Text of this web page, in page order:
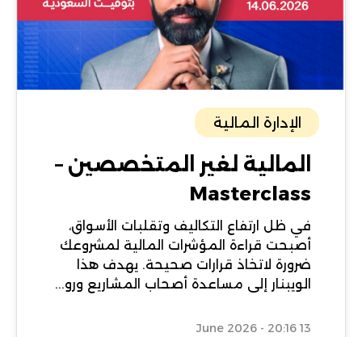
الإدارة المالية
المالية لغير المتخصصين –
Masterclass
في ظل ارتفاع التكاليف وتقلبات الأسواق،
أصبحت قراءة المؤشرات المالية لمشروعك
ضرورة لاتخاذ قرارات صحيحة. يهدف هذا
الويبنار إلى مساعدة أصحاب المشاريع ورو...
13 June 2026 - 20:16